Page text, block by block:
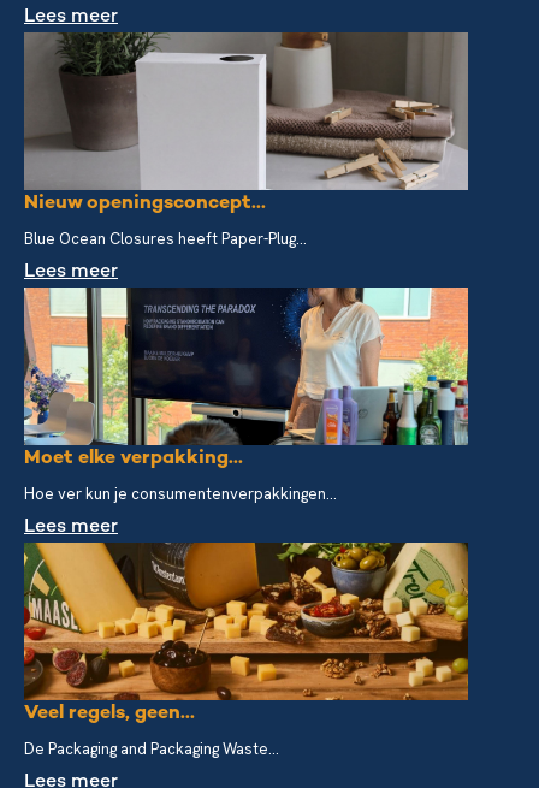
Lees meer
Nieuw openingsconcept...
Blue Ocean Closures heeft Paper-Plug...
Lees meer
Moet elke verpakking...
Hoe ver kun je consumentenverpakkingen...
Lees meer
Veel regels, geen...
De Packaging and Packaging Waste...
Lees meer